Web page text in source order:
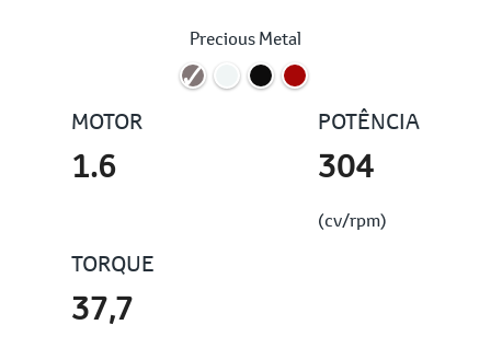
Precious Metal
MOTOR
1.6
POTÊNCIA
304
(cv/rpm)
TORQUE
37,7